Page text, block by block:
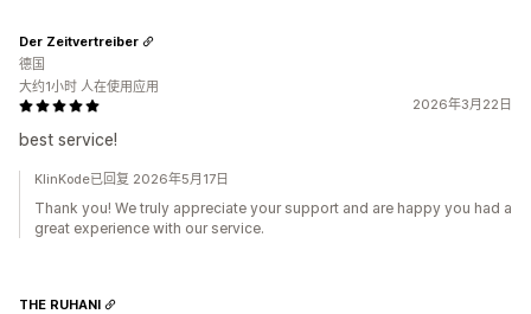
2026年3月22日
best service!
Der Zeitvertreiber
德国
大约1小时 人在使用应用
KlinKode已回复 2026年5月17日
Thank you! We truly appreciate your support and are happy you had a
great experience with our service.
THE RUHANI